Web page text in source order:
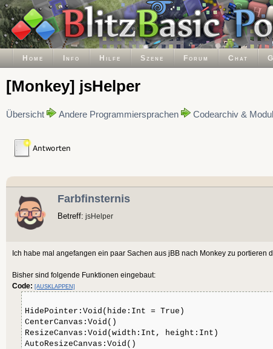
Home Info Hilfe Szene Forum Chat
[Monkey] jsHelper
Übersicht Andere Programmiersprachen Codearchiv &
Farbfinsternis
Betreff: jsHelper
Ich habe mal angefangen ein paar Sachen aus jBB nach Monkey zu portieren
Bisher sind folgende Funktionen eingebaut:
Code: [AUSKLAPPEN]
HidePointer:Void(hide:Int = True)
CenterCanvas:Void()
ResizeCanvas:Void(width:Int, height:Int)
AutoResizeCanvas:Void()